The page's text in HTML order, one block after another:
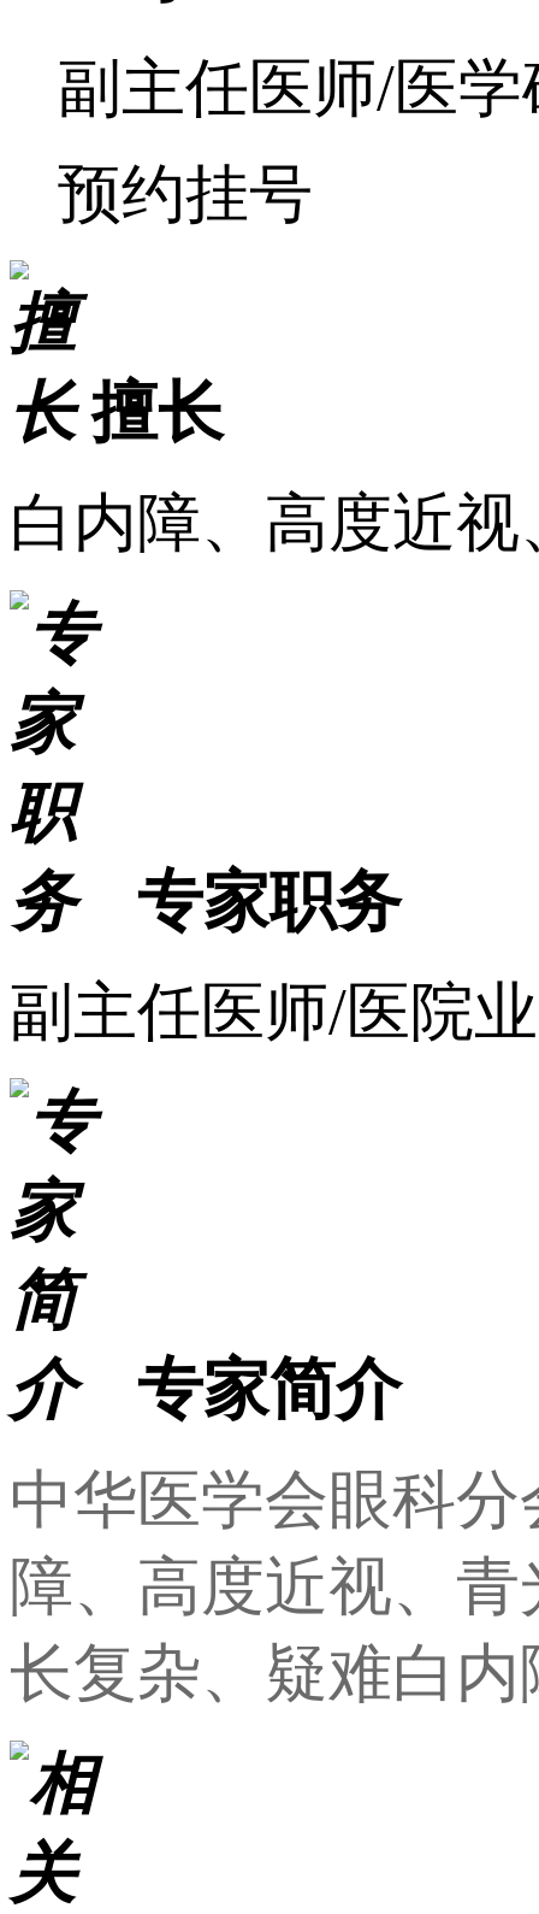
副主任医师/医学
预约挂号
擅长
白内障、高度近
专家职务
副主任医师/医院
专家简介
中华医学会眼科
障、高度近视、
长复杂、疑难白